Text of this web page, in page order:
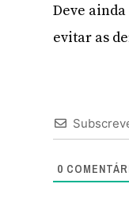
Deve
evitar as
0